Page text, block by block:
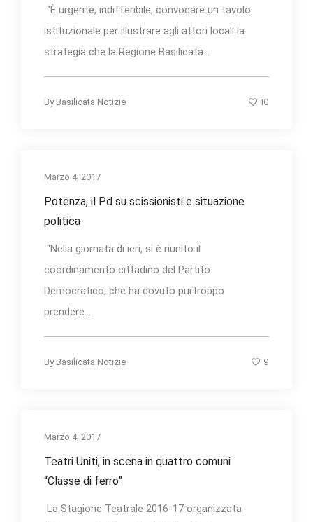
“È urgente, indifferibile, convocare un tavolo
istituzionale per illustrare agli attori locali la
strategia che la Regione Basilicata...
By Basilicata Notizie 10
Marzo 4, 2017
Potenza, il Pd su scissionisti e situazione
politica
"Nella giornata di ieri, si è riunito il
coordinamento cittadino del Partito
Democratico, che ha dovuto purtroppo
prendere...
By Basilicata Notizie 9
Marzo 4, 2017
Teatri Uniti, in scena in quattro comuni
“Classe di ferro”
La Stagione Teatrale 2016-17 organizzata